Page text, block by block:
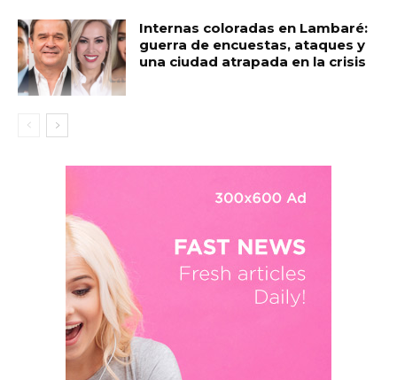
Internas coloradas en Lambaré:
guerra de encuestas, ataques y
una ciudad atrapada en la crisis